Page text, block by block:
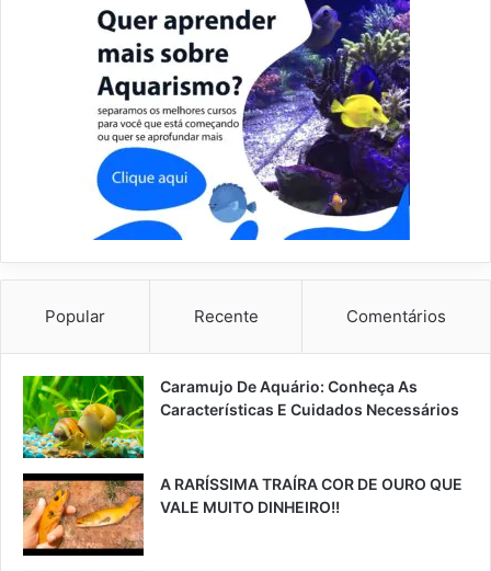
Popular Recente Comentários
Caramujo De Aquário: Conheça As
Características E Cuidados Necessários
A RARÍSSIMA TRAÍRA COR DE OURO QUE
VALE MUITO DINHEIRO!!